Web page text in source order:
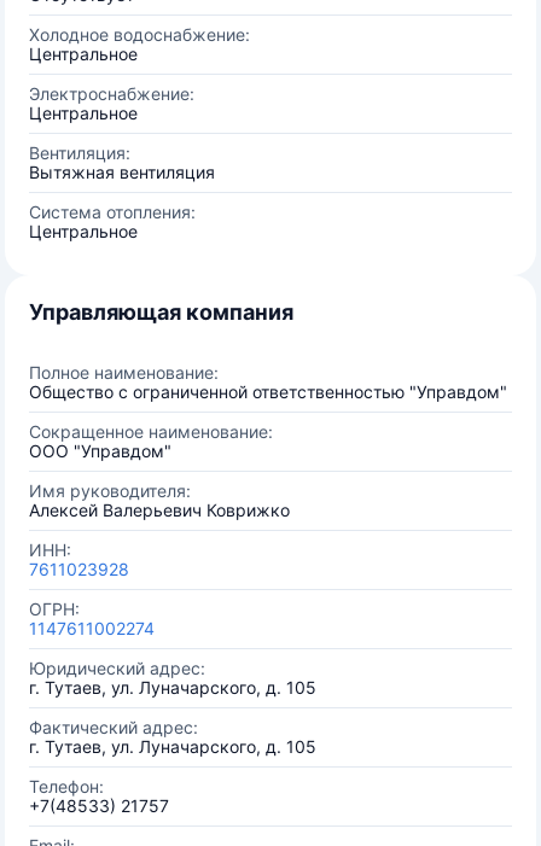
Холодное водоснабжение:
Центральное
Электроснабжение:
Центральное
Вентиляция:
Вытяжная вентиляция
Система отопления:
Центральное
Управляющая компания
Полное наименование:
Общество с ограниченной ответственностью "Управдом"
Сокращенное наименование:
ООО "Управдом"
Имя руководителя:
Алексей Валерьевич Коврижко
ИНН:
7611023928
ОГРН:
1147611002274
Юридический адрес:
г. Тутаев, ул. Луначарского, д. 105
Фактический адрес:
г. Тутаев, ул. Луначарского, д. 105
Телефон:
+7(48533) 21757